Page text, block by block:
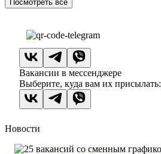
Посмотреть все
Вакансии в мессенджере
Выберите, куда вам их присылать:
Новости